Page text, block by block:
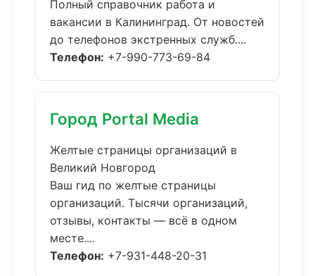
Полный справочник работа и
вакансии в Калининград. От новостей
до телефонов экстренных служб....
Телефон: +7-990-773-69-84
Город Portal Media
Желтые страницы организаций в
Великий Новгород
Ваш гид по желтые страницы
организаций. Тысячи организаций,
отзывы, контакты — всё в одном
месте....
Телефон: +7-931-448-20-31